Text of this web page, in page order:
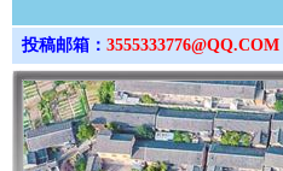
投稿邮箱： 3555333776@QQ.COM